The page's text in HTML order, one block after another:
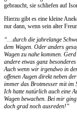
gebraucht, sie schliefen auf
Hierzu gibt es eine kleine
nur dann, wenn sein alter
“…durch die jahrelange
dem Wagen. Oder anders
Wagen zu nahe kommen.
andere etwas ganz
Auch wenn wir irgendwo in
offenen Augen direkt neben
immer das Brotmesser mit im
Ich hatte natürlich auch eine
Wagen bewachen. Bei mir
doch grad noch ausreden!”